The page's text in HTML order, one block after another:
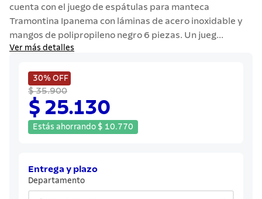
cuenta con el juego de espátulas para manteca
Tramontina Ipanema con láminas de acero inoxidable y
mangos de polipropileno negro 6 piezas. Un jueg...
Ver más detalles
30% OFF
$ 35.900
$ 25.130
Estás ahorrando $ 10.770
Entrega y plazo
Departamento
5.
ollas
6.
acero inoxidable
7.
sartenes
cuchillo
10. olla